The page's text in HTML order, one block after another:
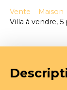
Vente Maison
Villa à vendre,